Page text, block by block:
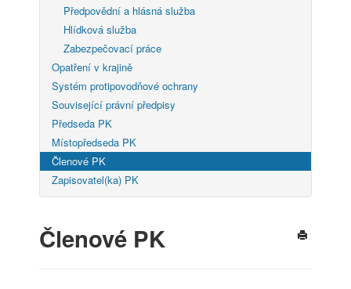
Předpovědní a hlásná služba
Hlídková služba
Zabezpečovací práce
Opatření v krajině
Systém protipovodňové ochrany
Související právní předpisy
Předseda PK
Místopředseda PK
Členové PK
Zapisovatel(ka) PK
Členové PK